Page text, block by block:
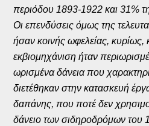
περιόδου 1893-1922 και 31%
Οι επενδύσεις όμως της
ήσαν κοινής ωφελείας,
εκβιομηχάνιση ήταν
ωρισμένα δάνεια που
διετέθηκαν στην κατασκευή
δαπάνης, που ποτέ δεν
δάνειο των σιδηροδρόμων του